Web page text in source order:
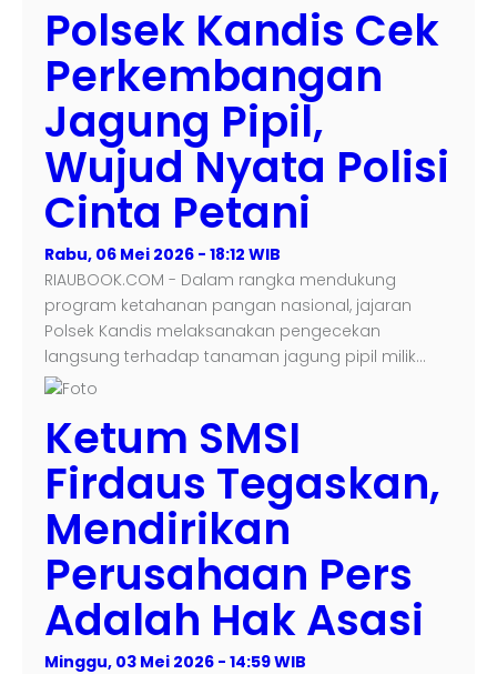
Polsek Kandis Cek
Perkembangan
Jagung Pipil,
Wujud Nyata Polisi
Cinta Petani
Rabu, 06 Mei 2026 - 18:12 WIB
RIAUBOOK.COM - Dalam rangka mendukung
program ketahanan pangan nasional, jajaran
Polsek Kandis melaksanakan pengecekan
langsung terhadap tanaman jagung pipil milik…
Ketum SMSI
Firdaus Tegaskan,
Mendirikan
Perusahaan Pers
Adalah Hak Asasi
Minggu, 03 Mei 2026 - 14:59 WIB